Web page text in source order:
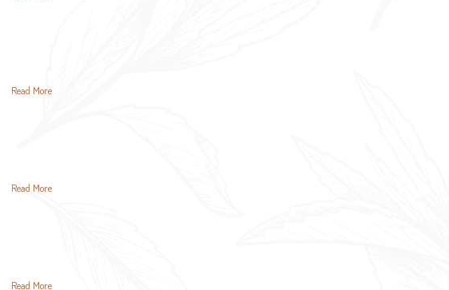
Read More
Read More
Read More